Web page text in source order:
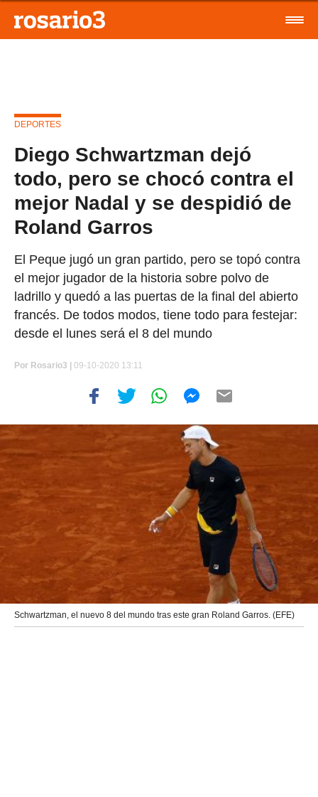
DEPORTES
Diego Schwartzman dejó
todo, pero se chocó contra el
mejor Nadal y se despidió de
Roland Garros
El Peque jugó un gran partido, pero se topó contra
el mejor jugador de la historia sobre polvo de
ladrillo y quedó a las puertas de la final del abierto
francés. De todos modos, tiene todo para festejar:
desde el lunes será el 8 del mundo
Por Rosario3 | 09-10-2020 13:11
Schwartzman, el nuevo 8 del mundo tras este gran Roland Garros. (EFE)